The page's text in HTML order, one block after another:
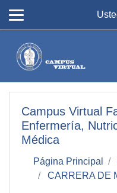
Campus Virtual
Enfermería,
Médica
Página Principal
CARRERA DE